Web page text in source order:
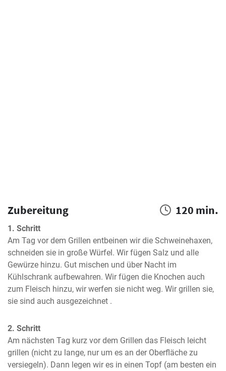
Zubereitung 120 min.
1. Schritt
Am Tag vor dem Grillen entbeinen wir die Schweinehaxen,
schneiden sie in große Würfel. Wir fügen Salz und alle
Gewürze hinzu. Gut mischen und über Nacht im
Kühlschrank aufbewahren. Wir fügen die Knochen auch
zum Fleisch hinzu, wir werfen sie nicht weg. Wir grillen sie,
sie sind auch ausgezeichnet .
2. Schritt
Am nächsten Tag kurz vor dem Grillen das Fleisch leicht
grillen (nicht zu lange, nur um es an der Oberfläche zu
versiegeln). Dann legen wir es in einen Topf (am besten ein